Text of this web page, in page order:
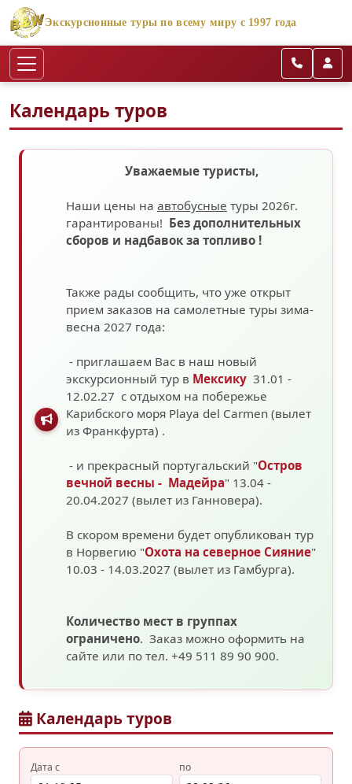
Экскурсионные туры по всему миру с 1997 года
Календарь туров
Уважаемые туристы,
Наши цены на автобусные туры 2026г.
гарантированы! Без дополнительных
сборов и надбавок за топливо !
Также рады сообщить, что уже открыт
прием заказов на самолетные туры зима-
весна 2027 года:
- приглашаем Вас в наш новый
экскурсионный тур в Мексику 31.01 -
12.02.27 с отдыхом на побережье
Карибского моря Playa del Carmen (вылет
из Франкфурта) .
- и прекрасный португальский "Остров
вечной весны - Мадейра" 13.04 -
20.04.2027 (вылет из Ганновера).
В скором времени будет опубликован тур
в Норвегию "Охота на северное Сияние"
10.03 - 14.03.2027 (вылет из Гамбурга).
Количество мест в группах
ограничено. Заказ можно оформить на
сайте или по тел. +49 511 89 90 900.
Календарь туров
Дата с по